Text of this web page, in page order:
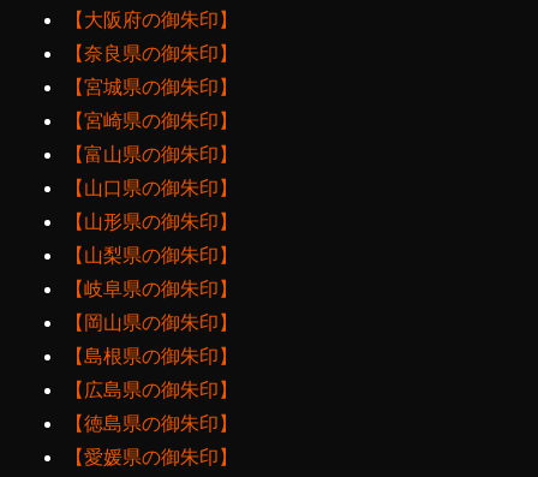
【大阪府の御朱印】
【奈良県の御朱印】
【宮城県の御朱印】
【宮崎県の御朱印】
【富山県の御朱印】
【山口県の御朱印】
【山形県の御朱印】
【山梨県の御朱印】
【岐阜県の御朱印】
【岡山県の御朱印】
【島根県の御朱印】
【広島県の御朱印】
【徳島県の御朱印】
【愛媛県の御朱印】